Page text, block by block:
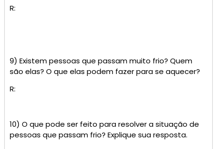
R:
9) Existem pessoas que passam muito frio? Quem
são elas? O que elas podem fazer para se aquecer?
R:
10) O que pode ser feito para resolver a situação de
pessoas que passam frio? Explique sua resposta.